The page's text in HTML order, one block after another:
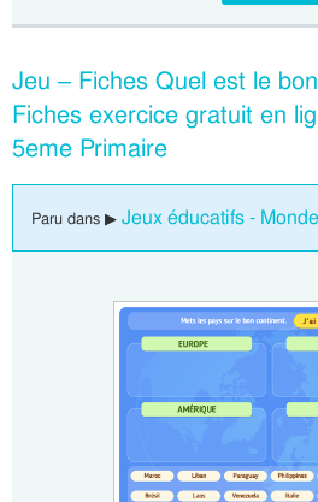
Jeu – Fiches Quel est le
Fiches exercice gratuit en
5eme Primaire
Paru dans ▶ Jeux éducatifs -